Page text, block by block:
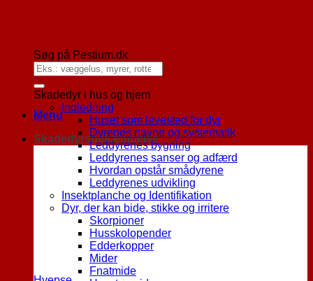
Menu
Skadedyrsbekæmpelse
Søg på Pestium.dk
Skadedyr i hus og hjem
Indledning
Huset som levested for dyr
Dyrenes navne og systematik
Leddyrenes bygning
Leddyrenes sanser og adfærd
Hvordan opstår smådyrene
Leddyrenes udvikling
Insektplanche og Identifikation
Dyr, der kan bide, stikke og irritere
Skorpioner
Husskolopender
Edderkopper
Mider
Fnatmide